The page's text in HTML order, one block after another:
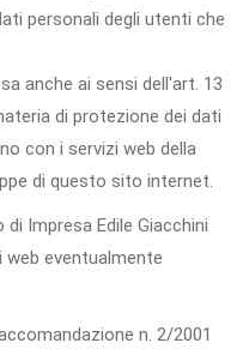
personali degli utenti che
anche ai sensi dell'art. 13
di protezione dei dati
con i servizi web della
di questo sito internet.
Impresa Edile Giacchini
web eventualmente
n. 2/2001